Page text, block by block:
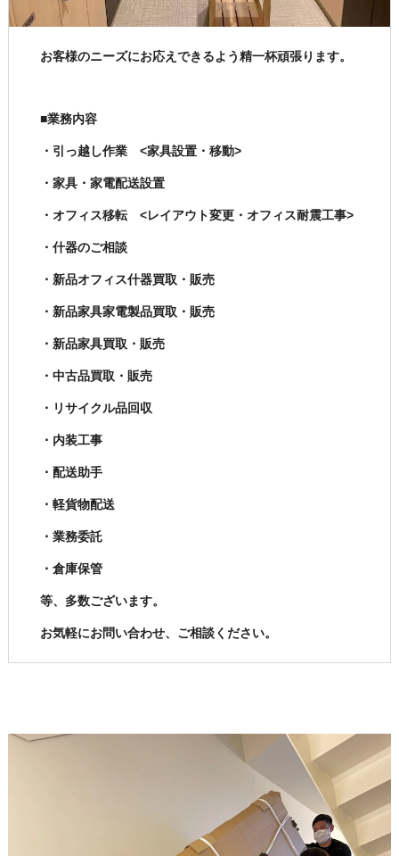
お客様のニーズにお応えできるよう精一杯頑張ります。
■業務内容
・引っ越し作業 <家具設置・移動>
・家具・家電配送設置
・オフィス移転 <レイアウト変更・オフィス耐震工事>
・什器のご相談
・新品オフィス什器買取・販売
・新品家具家電製品買取・販売
・新品家具買取・販売
・中古品買取・販売
・リサイクル品回収
・内装工事
・配送助手
・軽貨物配送
・業務委託
・倉庫保管
等、多数ございます。
お気軽にお問い合わせ、ご相談ください。